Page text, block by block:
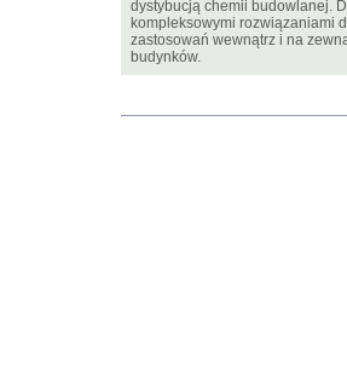
dystybucją chemii budowlanej.
kompleksowymi rozwiązaniami
zastosowań wewnątrz i na
budynków.